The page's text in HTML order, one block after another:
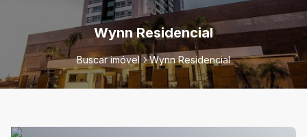
Wynn Residencial
Buscar imóvel Wynn Residencial